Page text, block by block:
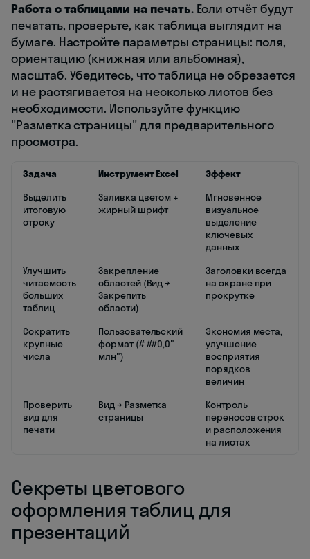
Работа с таблицами на печать.Если отчёт будут
печатать, проверьте, как таблица выглядит на
бумаге. Настройте параметры страницы: поля,
ориентацию (книжная или альбомная),
масштаб. Убедитесь, что таблица не обрезается
и не растягивается на несколько листов без
необходимости. Используйте функцию
"Разметка страницы" для предварительного
просмотра.
Задача Инструмент Excel
Эффект
Выделить
итоговую
строку
Заливка цветом +
жирный шрифт
Мгновенное
визуальное
выделение
ключевых
данных
Улучшить
читаемость
больших
таблиц
Закрепление
областей (Вид →
Закрепить
области)
Заголовки всегда
на экране при
прокрутке
Сократить
крупные
числа
Пользовательский
формат (# ##0,0"
млн")
Экономия места,
улучшение
восприятия
порядков
величин
Проверить
вид для
печати
Вид → Разметка
страницы
Контроль
переносов строк
и расположения
на листах
Секреты цветового
оформления таблиц для
презентаций